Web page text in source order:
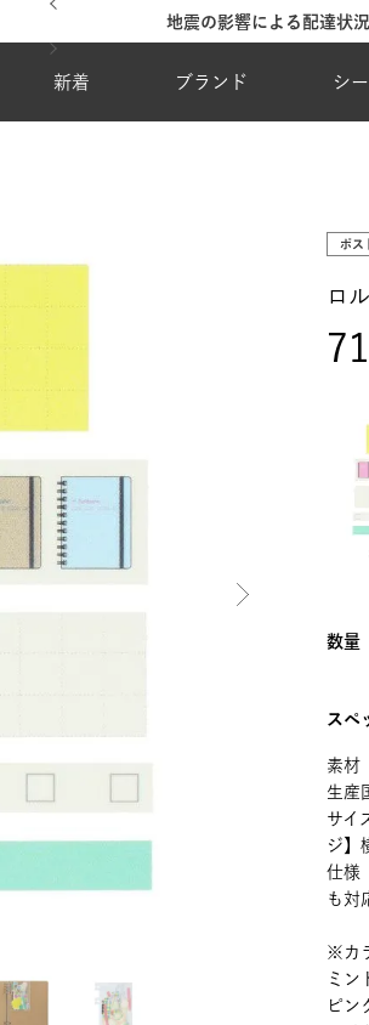
地震の影響による配達状
新着 ブランド シ
ポス
ロ
スペ
素
生産
サイ
ジ】
仕様
も対
※カ
ミン
ピン